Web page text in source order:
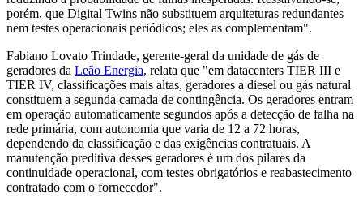
porém, que Digital Twins não substituem arquiteturas redundantes
nem testes operacionais periódicos; eles as complementam".
Fabiano Lovato Trindade, gerente-geral da unidade de gás de
geradores da Leão Energia, relata que "em datacenters TIER III e
TIER IV, classificações mais altas, geradores a diesel ou gás natural
constituem a segunda camada de contingência. Os geradores entram
em operação automaticamente segundos após a detecção de falha na
rede primária, com autonomia que varia de 12 a 72 horas,
dependendo da classificação e das exigências contratuais. A
manutenção preditiva desses geradores é um dos pilares da
continuidade operacional, com testes obrigatórios e reabastecimento
contratado com o fornecedor".